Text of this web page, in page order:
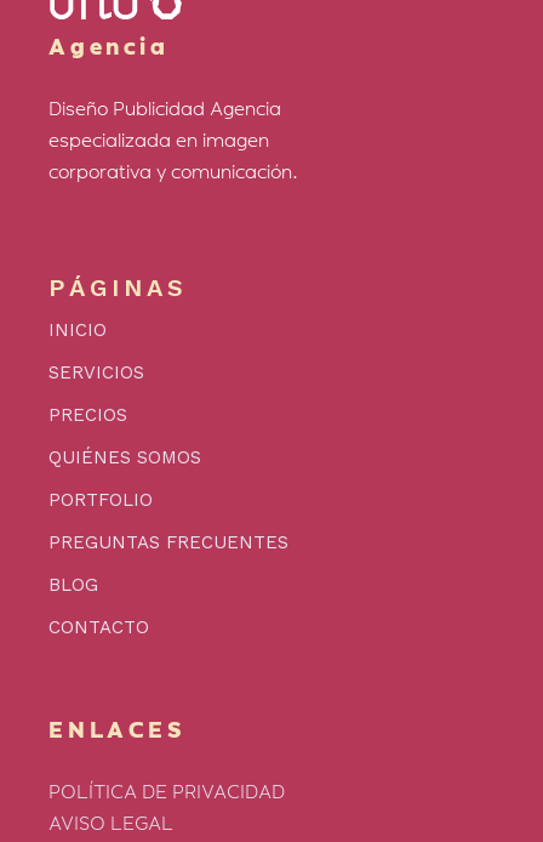
Agencia
Diseño Publicidad Agencia
especializada en imagen
corporativa y comunicación.
PÁGINAS
INICIO
SERVICIOS
PRECIOS
QUIÉNES SOMOS
PORTFOLIO
PREGUNTAS FRECUENTES
BLOG
CONTACTO
ENLACES
POLÍTICA DE PRIVACIDAD
AVISO LEGAL